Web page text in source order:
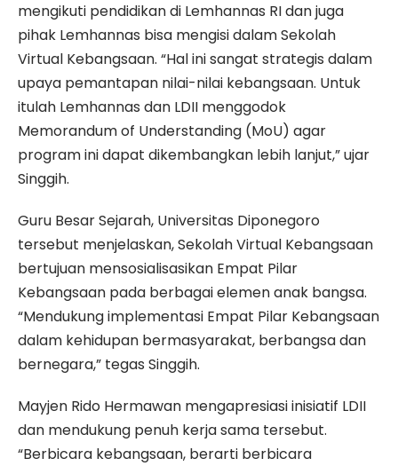
mengikuti pendidikan di Lemhannas RI dan juga
pihak Lemhannas bisa mengisi dalam Sekolah
Virtual Kebangsaan. “Hal ini sangat strategis dalam
upaya pemantapan nilai-nilai kebangsaan. Untuk
itulah Lemhannas dan LDII menggodok
Memorandum of Understanding (MoU) agar
program ini dapat dikembangkan lebih lanjut,” ujar
Singgih.
Guru Besar Sejarah, Universitas Diponegoro
tersebut menjelaskan, Sekolah Virtual Kebangsaan
bertujuan mensosialisasikan Empat Pilar
Kebangsaan pada berbagai elemen anak bangsa.
“Mendukung implementasi Empat Pilar Kebangsaan
dalam kehidupan bermasyarakat, berbangsa dan
bernegara,” tegas Singgih.
Mayjen Rido Hermawan mengapresiasi inisiatif LDII
dan mendukung penuh kerja sama tersebut.
“Berbicara kebangsaan, berarti berbicara